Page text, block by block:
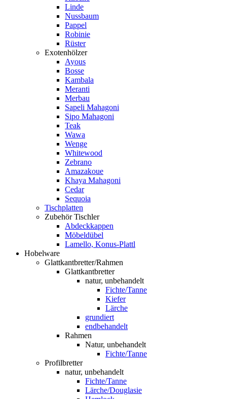
Linde
Nussbaum
Pappel
Robinie
Rüster
Exotenhölzer
Ayous
Bosse
Kambala
Meranti
Merbau
Sapeli Mahagoni
Sipo Mahagoni
Teak
Wawa
Wenge
Whitewood
Zebrano
Amazakoue
Khaya Mahagoni
Cedar
Sequoia
Tischplatten
Zubehör Tischler
Abdeckkappen
Möbeldübel
Lamello, Konus-Plattl
Hobelware
Glattkantbretter/Rahmen
Glattkantbretter
natur, unbehandelt
Fichte/Tanne
Kiefer
Lärche
grundiert
endbehandelt
Rahmen
Natur, unbehandelt
Fichte/Tanne
Profilbretter
natur, unbehandelt
Fichte/Tanne
Lärche/Douglasie